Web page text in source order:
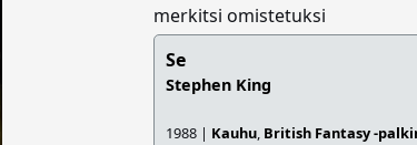
merkitsi omistetuksi
Se
Stephen King
1988 | Kauhu, British Fantasy -